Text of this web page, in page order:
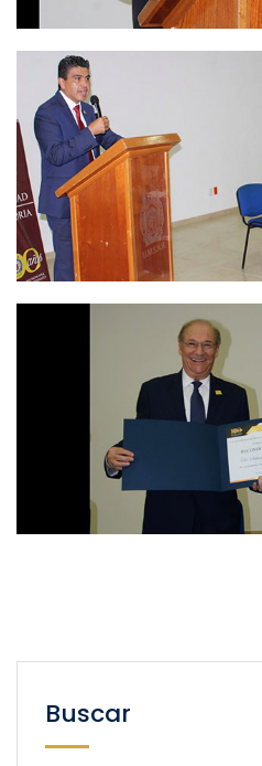
Buscar